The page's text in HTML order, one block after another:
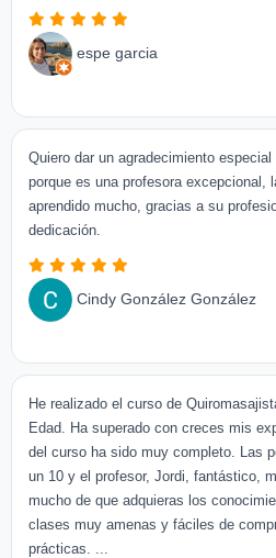
espe garcia
Quiero dar un agradecimiento
porque es una profesora excepcional,
aprendido mucho, gracias a su
dedicación.
Cindy González González
He realizado el curso de
Edad. Ha superado con creces mis
del curso ha sido muy completo. Las
un 10 y el profesor, Jordi, fantástico,
mucho de que adquieras los
clases muy amenas y fáciles de
prácticas. ...